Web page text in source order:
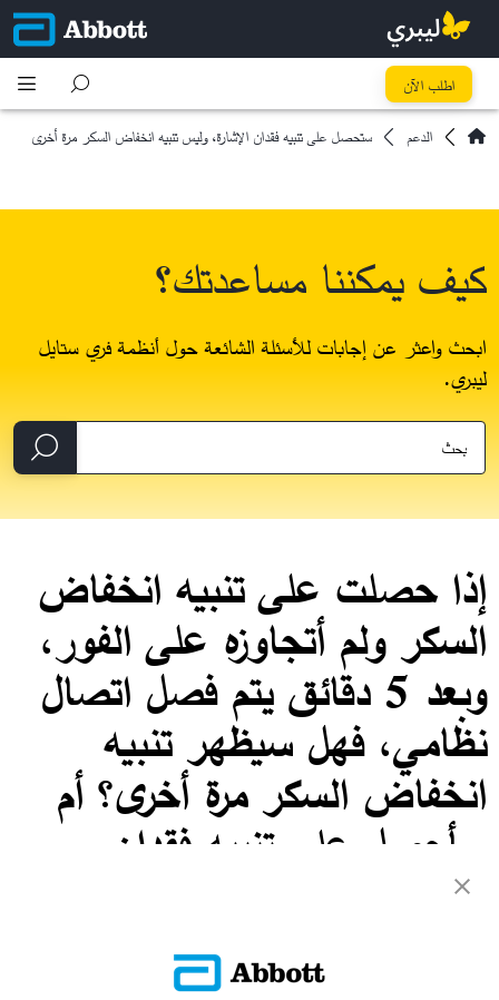
اطلب الآن
الدعم
ستحصل على تنبيه فقدان الإشارة، وليس تنبيه انخفاض السكر مرة أخرى
كيف يمكننا مساعدتك؟
ابحث واعثر عن إجابات للأسئلة الشائعة حول أنظمة فري ستايل
ليبري.
إذا حصلت على تنبيه انخفاض
السكر ولم أتجاوزه على الفور،
وبعد 5 دقائق يتم فصل اتصال
نظامي، فهل سيظهر تنبيه
انخفاض السكر مرة أخرى؟ أم
سأحصل على تنبيه فقدان
الإشارة؟
لن يتم عرض تنبيه انخفاض السكر ولا تنبيه فقدان الإشارة مجددًا في حالة
فقدان النظام للاتصال بين السنسر والتطبيق.